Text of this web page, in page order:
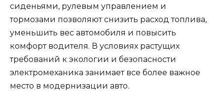
сиденьями, рулевым управлением и
тормозами позволяют снизить расход топлива,
уменьшить вес автомобиля и повысить
комфорт водителя. В условиях растущих
требований к экологии и безопасности
электромеханика занимает все более важное
место в модернизации авто.